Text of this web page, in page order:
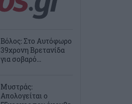
Βόλος: Στο Αυτόφωρο
39χρονη Βρετανίδα
για σοβαρό...
Μυστράς:
Απολογείται ο